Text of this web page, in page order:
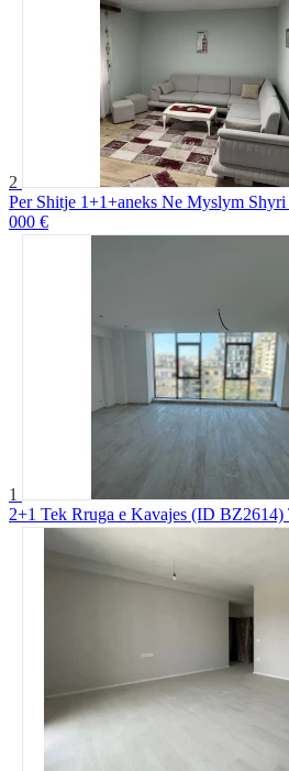
2
Per Shitje 1+1+aneks Ne Myslym
000 €
1
2+1 Tek Rruga e Kavajes (ID BZ2614)